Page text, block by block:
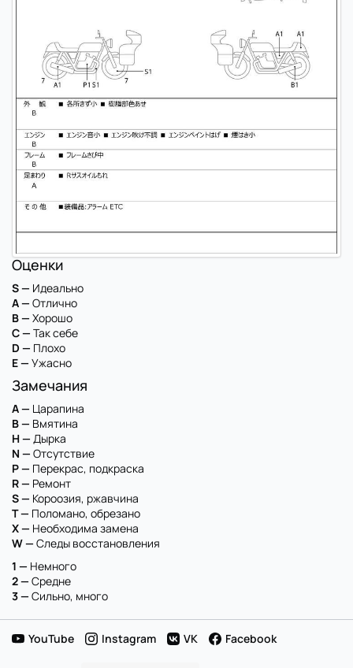
Оценки
S — Идеально
A — Отлично
B — Хорошо
C — Так себе
D — Плохо
E — Ужасно
Замечания
A — Царапина
B — Вмятина
H — Дырка
N — Отсутствие
P — Перекрас, подкраска
R — Ремонт
S — Короозия, ржавчина
T — Поломано, обрезано
X — Необходима замена
W — Следы восстановления
1 — Немного
2 — Средне
3 — Сильно, много
YouTube Instagram VK Facebook